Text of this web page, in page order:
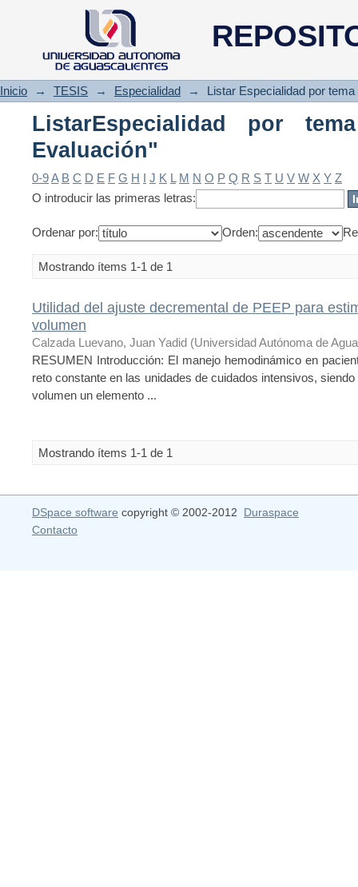
ListarEspecialidad por tema
Inicio → TESIS → Especialidad → Listar Especialidad por tema
ListarEspecialidad por
Evaluación"
0-9A B C D E F G H I J K L M N O P Q R S T U V W X Y Z
O introducir las primeras letras:
Ordenar por: Orden:
Mostrando ítems 1-1 de 1
Utilidad del ajuste decremental de PEEP para
volumen
Calzada Luevano, Juan Yadid (Universidad Autónoma de
RESUMEN Introducción: El manejo hemodinámico en
reto constante en las unidades de cuidados intensivos,
volumen un elemento ...
Mostrando ítems 1-1 de 1
DSpace software copyright © 2002-2012 Duraspace
Contacto